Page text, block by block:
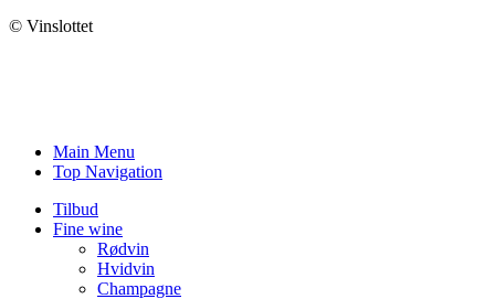
© Vinslottet
Main Menu
Top Navigation
Tilbud
Fine wine
Rødvin
Hvidvin
Champagne